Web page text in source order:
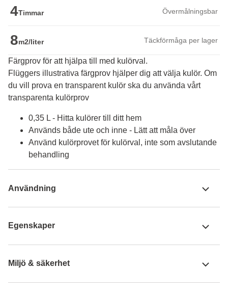
4Timmar Övermålningsbar
8m2/liter Täckförmåga per lager
Färgprov för att hjälpa till med kulörval.
Flüggers illustrativa färgprov hjälper dig att välja kulör. Om
du vill prova en transparent kulör ska du använda vårt
transparenta kulörprov
0,35 L - Hitta kulörer till ditt hem
Används både ute och inne - Lätt att måla över
Använd kulörprovet för kulörval, inte som avslutande
behandling
Användning
Egenskaper
Miljö & säkerhet